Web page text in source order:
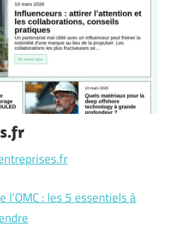
l’OMC : les 5 essentiels à